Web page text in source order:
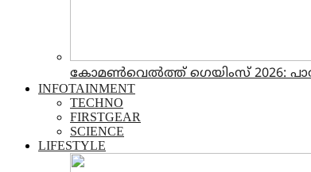
കോമൺവെൽത്ത് ഗെയിംസ് 2026: പാരാ
INFOTAINMENT
TECHNO
FIRSTGEAR
SCIENCE
LIFESTYLE